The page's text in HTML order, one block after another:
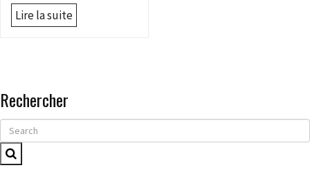
Lire la suite
Rechercher